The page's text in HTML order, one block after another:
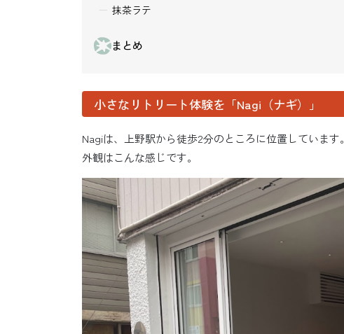
抹茶ラテ
まとめ
小さなリトリート体験を「Nagi（ナギ）」
Nagiは、上野駅から徒歩2分のところに位置しています。
外観はこんな感じです。